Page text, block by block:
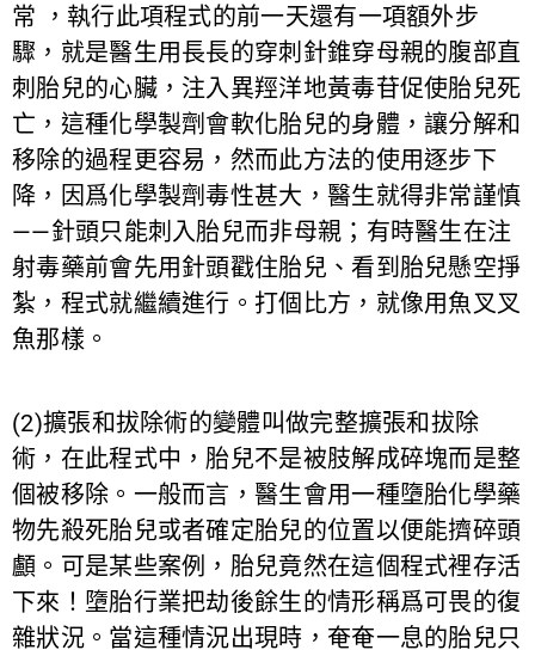
常 ，執行此項程式的前一天還有一項額外步
驟，就是醫生用長長的穿刺針錐穿母親的腹部直
刺胎兒的心臟，注入異羥洋地黃毒苷促使胎兒死
亡，這種化學製劑會軟化胎兒的身體，讓分解和
移除的過程更容易，然而此方法的使用逐步下
降，因爲化學製劑毒性甚大，醫生就得非常謹慎
——針頭只能刺入胎兒而非母親；有時醫生在注
射毒藥前會先用針頭戳住胎兒、看到胎兒懸空掙
紮，程式就繼續進行。打個比方，就像用魚叉叉
魚那樣。
(2)擴張和拔除術的變體叫做完整擴張和拔除
術，在此程式中，胎兒不是被肢解成碎塊而是整
個被移除。一般而言，醫生會用一種墮胎化學藥
物先殺死胎兒或者確定胎兒的位置以便能擠碎頭
顱。可是某些案例，胎兒竟然在這個程式裡存活
下來！墮胎行業把劫後餘生的情形稱爲可畏的復
雜狀況。當這種情況出現時，奄奄一息的胎兒只